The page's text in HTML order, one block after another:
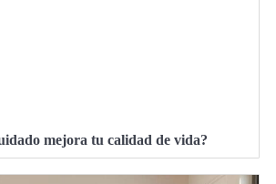
mejora tu calidad de vida?